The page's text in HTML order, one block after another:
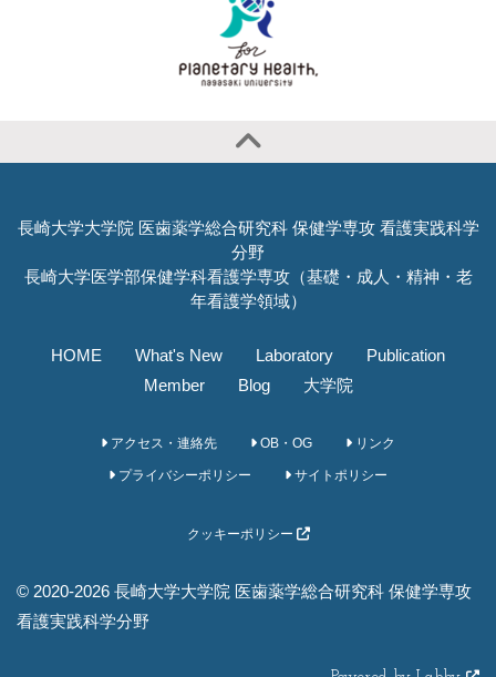
長崎大学大学院 医歯薬学総合研究科 保健学専攻 看護実践科学
分野
長崎大学医学部保健学科看護学専攻（基礎・成人・精神・老
年看護学領域）
HOME What's New Laboratory
Publication
Member
Blog 大学院
アクセス・連絡先 OB・OG リンク
プライバシーポリシー サイトポリシー
クッキーポリシー
© 2020-2026 長崎大学大学院 医歯薬学総合研究科 保健学専攻
看護実践科学分野